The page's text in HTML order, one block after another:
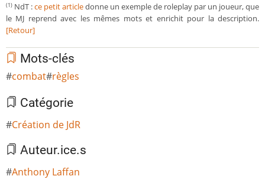
(1) NdT :ce petit articledonne un exemple de roleplay par un joueur, que
le MJ reprend avec les mêmes mots et enrichit pour la description.
[Retour]
Mots-clés
combat règles
Catégorie
Création de JdR
Auteur.ice.s
Anthony Laffan